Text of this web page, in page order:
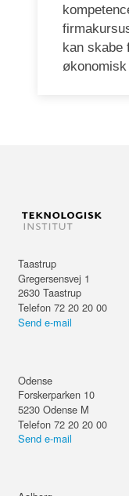
kan skabe
Taastrup
Gregersensvej 1
2630 Taastrup
Telefon 72 20 20 00
Send e-mail
Odense
Forskerparken 10
5230 Odense M
Telefon 72 20 20 00
Send e-mail